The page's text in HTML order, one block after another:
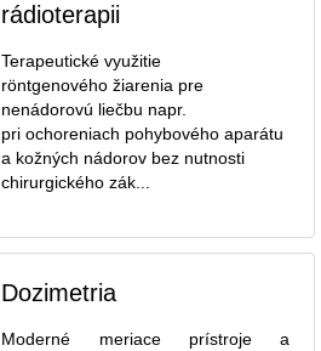
rádioterapii
Terapeutické využitie
röntgenového žiarenia pre
nenádorovú liečbu napr.
pri ochoreniach pohybového aparátu
a kožných nádorov bez nutnosti
chirurgického zák...
Dozimetria
Moderné meriace prístroje a